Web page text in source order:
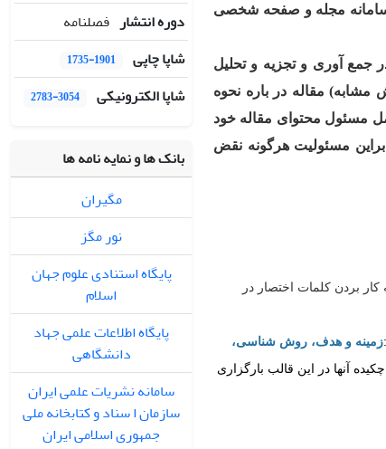
سامانه مجله و صفحه شخصی
جمع آوری و تجزیه و تحلیل
مشابه) مقاله در باره نحوه
مسئول محتوای مقاله خود
مسئولیت هرگونه نقض
کار بردن کلمات اختصار در
:زمینه و هدف، روش‌ شناسی،
آنها در این قالب بارگزاری
دوره انتشار فصلنامه
شاپا چاپی
1735-1901
شاپا الکترونیکی 2783-3054
بانک ها و نمایه نامه ها
مگیران
نور مگز
پایگاه استنادی علوم جهان
اسلام
پایگاه اطلاعات علمی جهاد
دانشگاهی
سامانه نشریات علمی ایران
سازمان ا سناد و کتابخانه ملی
جمهوری اسلامی ایران